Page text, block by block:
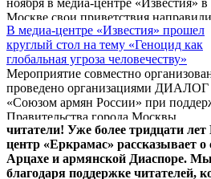
ноября в медиа-центре «Известия» в
Москве свои приветствия направили
российские политики - Сергей
Владимир Жириновский. Напомним,
мероприятие было совместно
организациями «Диалог» и «Союзом
России» при поддержке
города Москвы.
В медиа-центре «Известия» прошел
круглый стол на тему «Геноцид как
глобальная угроза человечеству»
Мероприятие совместно
проведено организациями ДИАЛОГ
«Союзом армян России» при
Правительства города Москвы.
Собравшиеся в медиа-центре
представители госорганов,
и общественно-политических
национальных диаспор, члены
читатели! Уже более тридцати
центр «Еркрамас» рассказывает
Арцахе и армянской Диаспоре.
благодаря поддержке читателей,